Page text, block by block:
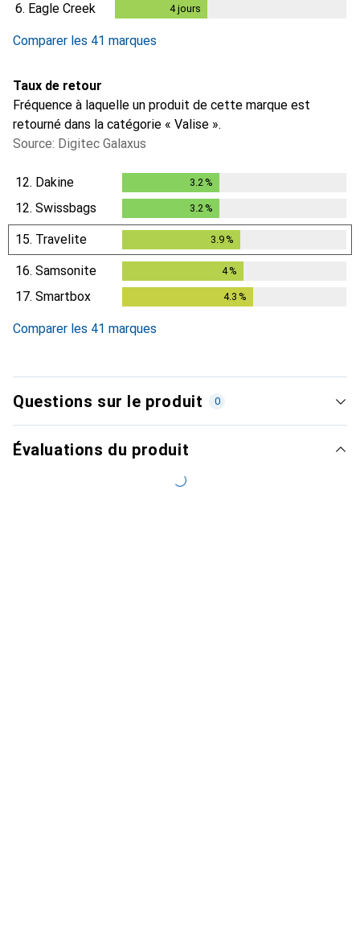
6. Eagle Creek 4jours
Comparer les 41 marques
Taux de retour
Fréquence à laquelle un produit de cette marque est
retourné dans la catégorie « Valise ».
Source: Digitec Galaxus
12. Dakine 3.2%
12. Swissbags 3.2%
15. Travelite 3.9 %
16. Samsonite 4%
17. Smartbox 4.3 %
Comparer les 41 marques
Questions sur le produit 0
Évaluations du produit